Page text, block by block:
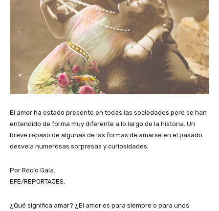
El amor ha estado presente en todas las sociedades pero se han
entendido de forma muy diferente a lo largo de la historia. Un
breve repaso de algunas de las formas de amarse en el pasado
desvela numerosas sorpresas y curiosidades.
Por Rocío Gaia.
EFE/REPORTAJES.
¿Qué significa amar? ¿El amor es para siempre o para unos